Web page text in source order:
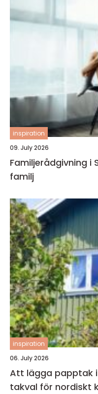
inspiration
09. July 2026
Familjerådgivning i
familj
inspiration
06. July 2026
Att lägga papptak
takval för nordiskt